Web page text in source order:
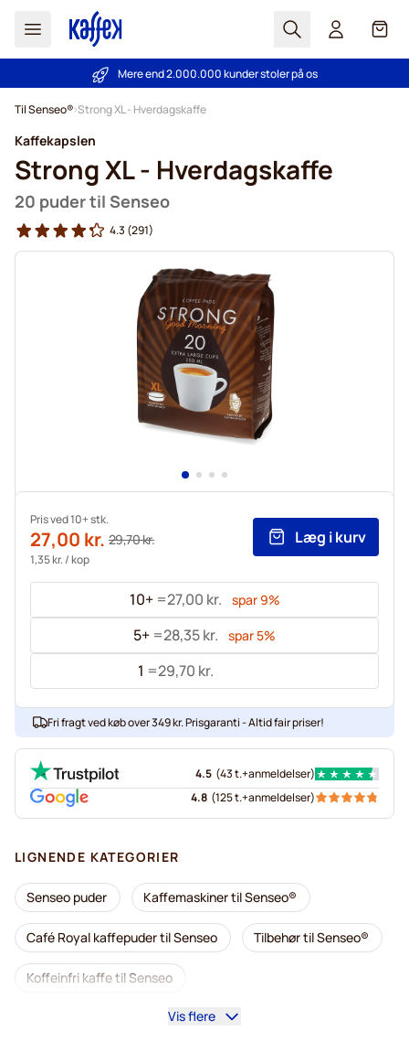
Søg Cart
Prisgaranti- Altid fair priser!
Mere end 2.000.000 kunder stoler på os
Til Senseo® Strong XL - Hverdagskaffe
Kaffekapslen
Strong XL - Hverdagskaffe
20 puder til Senseo
4.3 (291)
Pris ved 10+ stk.
29,70 kr.
27,00 kr.
1,35 kr./ kop
Læg i kurv
1 =29,70 kr.
5+ =28,35 kr. spar 5%
10+ =27,00 kr. spar9%
Fri fragt ved køb over 349 kr. Prisgaranti - Altid fair priser!
4.5 (43 t.+anmeldelser)
4.8 (125 t.+anmeldelser)
LIGNENDE KATEGORIER
Senseo puder Kaffemaskiner til Senseo®
Café Royal kaffepuder til Senseo Tilbehør til Senseo®
Koffeinfri kaffe til Senseo
Afkalkning og plejeprodukter til Senseo
Vis flere